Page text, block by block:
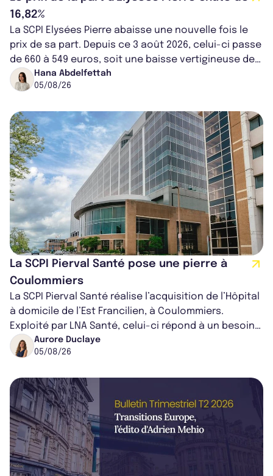
16,82%
La SCPI Elysées Pierre abaisse une nouvelle fois le
prix de sa part. Depuis ce 3 août 2026, celui-ci passe
de 660 à 549 euros, soit une baisse vertigineuse de
16,82%. Cette nouvell...
Hana Abdelfettah
05/08/26
La SCPI Pierval Santé pose une pierre à
Coulommiers
La SCPI Pierval Santé réalise l’acquisition de l’Hôpital
à domicile de l’Est Francilien, à Coulommiers.
Exploité par LNA Santé, celui-ci répond à un besoin
médical croissant, qui s...
Aurore Duclaye
05/08/26